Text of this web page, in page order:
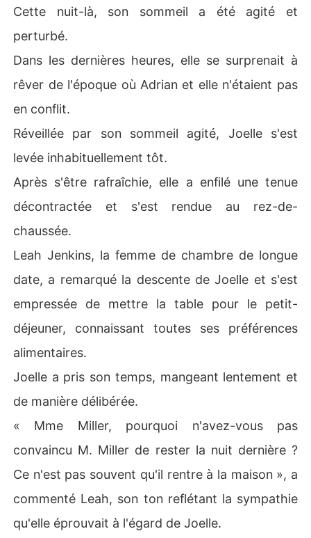
Cette nuit-là, son sommeil a été agité et
perturbé.
Dans les dernières heures, elle se surprenait à
rêver de l'époque où Adrian et elle n'étaient pas
en conflit.
Réveillée par son sommeil agité, Joelle s'est
levée inhabituellement tôt.
Après s'être rafraîchie, elle a enfilé une tenue
décontractée et s'est rendue au rez-de-
chaussée.
Leah Jenkins, la femme de chambre de longue
date, a remarqué la descente de Joelle et s'est
empressée de mettre la table pour le petit-
déjeuner, connaissant toutes ses préférences
alimentaires.
Joelle a pris son temps, mangeant lentement et
de manière délibérée.
« Mme Miller, pourquoi n'avez-vous pas
convaincu M. Miller de rester la nuit dernière ?
Ce n'est pas souvent qu'il rentre à la maison », a
commenté Leah, son ton reflétant la sympathie
qu'elle éprouvait à l'égard de Joelle.